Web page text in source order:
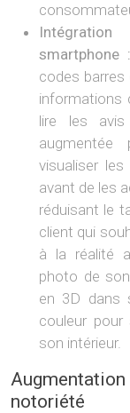
smartphone :
codes
informations
lire les avis
visualiser
avant de les
réduisant le
client qui
à la réalité
photo de
en 3D dans
couleur pour
son intérieur.
notoriété